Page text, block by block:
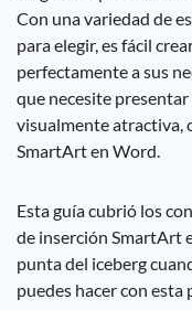
Con una variedad de
para elegir, es fácil
perfectamente a sus
que necesite
visualmente atractiva,
SmartArt en Word.
Esta guía cubrió los
de inserción SmartArt
punta del iceberg
puedes hacer con